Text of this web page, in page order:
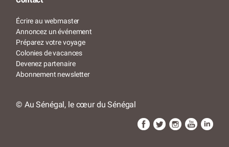
Écrire au webmaster
Annoncez un événement
Préparez votre voyage
Colonies de vacances
Devenez partenaire
Abonnement newsletter
© Au Sénégal, le cœur du Sénégal